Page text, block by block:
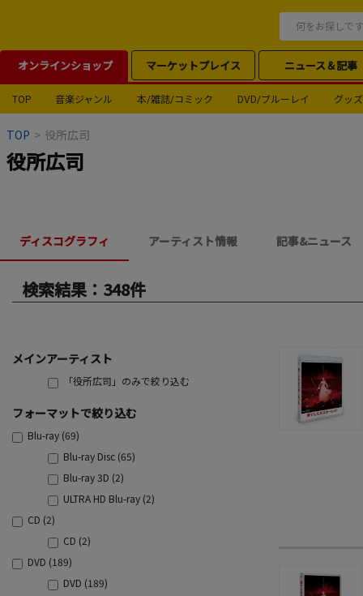
オンラインショップ マーケットプレイス ニュース＆記事
TOP 音楽ジャンル 本/雑誌/コミック DVD/ブルーレイ グッズ
TOP > 役所広司
役所広司
ディスコグラフィ アーティスト情報 記事&ニュース
検索結果：348件
メインアーティスト
「役所広司」のみで絞り込む
フォーマットで絞り込む
Blu-ray (69)
Blu-ray Disc (65)
Blu-ray 3D (2)
ULTRA HD Blu-ray (2)
CD (2)
CD (2)
DVD (189)
DVD (189)